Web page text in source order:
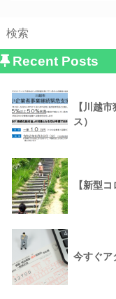
Recent Posts
【川越
ス）
【新型
今すぐア